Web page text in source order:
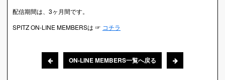
配信期間は、3ヶ月間です。
SPITZ ON-LINE MEMBERSは ☞ コチラ
ON-LINE MEMBERS一覧へ戻る